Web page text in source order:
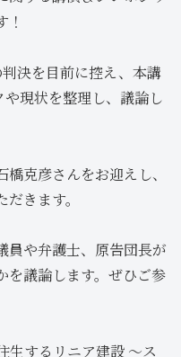
決を目前に控え、本講
現状を整理し、議論し
克彦さんをお迎えし、
きます。
員や弁護士、原告団長が
を議論します。ぜひご参
生するリニア建設 ～ス